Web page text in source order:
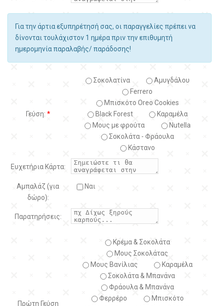
Για την άρτια εξυπηρέτησή σας, οι παραγγελίες πρέπει να
δίνονται τουλάχιστον 1 ημέρα πριν την επιθυμητή
ημερομηνία παραλαβής/ παράδοσης!
Γεύση: *
Σοκολατίνα
Αμυγδάλου
Ferrero
Μπισκότο Oreo Cookies
Black Forest
Kαραμέλα
Μους με φρούτα
Nutella
Σοκολάτα - Φράουλα
Κάστανο
Ευχετήρια Κάρτα:
Αμπαλάζ (για
δώρο):
Ναι
Παρατηρήσεις:
Πρώτη Γεύση
Κρέμα & Σοκολάτα
Μους Σοκολάτας
Μους Βανίλιας
Καραμέλα
Σοκολάτα & Μπανάνα
Φράουλα & Μπανάνα
Φερρέρο
Μπισκότο